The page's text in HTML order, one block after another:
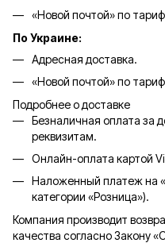
«Новой почтой» по
По Украине:
Адресная доставка.
«Новой почтой» по
Подробнее о доставке
Безналичная оплата за
реквизитам.
Онлайн-оплата картой
Наложенный платеж на
категории «Розница»).
Компания производит
качества согласно Закону